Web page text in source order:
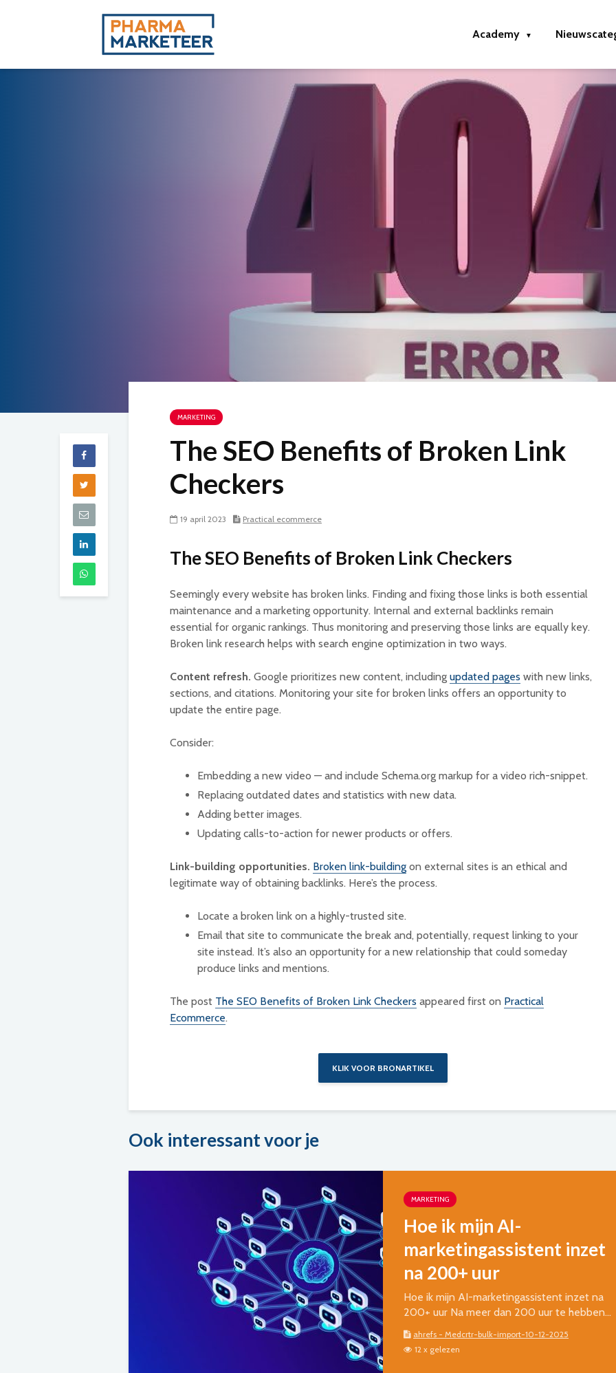
Academy ▼
MARKETING
The SEO Benefits of Broken Link
Checkers
19 april 2023 Practical ecommerce
The SEO Benefits of Broken Link Checkers
Seemingly every website has broken links. Finding and fixing those links is both essential
maintenance and a marketing opportunity. Internal and external backlinks remain
essential for organic rankings. Thus monitoring and preserving those links are equally key.
Broken link research helps with search engine optimization in two ways.
Content refresh. Google prioritizes new content, including updated pages with new links,
sections, and citations. Monitoring your site for broken links offers an opportunity to
update the entire page.
Consider:
Embedding a new video — and include Schema.org markup for a video rich-snippet.
Replacing outdated dates and statistics with new data.
Adding better images.
Updating calls-to-action for newer products or offers.
Link-building opportunities. Broken link-building on external sites is an ethical and
legitimate way of obtaining backlinks. Here’s the process.
Locate a broken link on a highly-trusted site.
Email that site to communicate the break and, potentially, request linking to your
site instead. It’s also an opportunity for a new relationship that could someday
produce links and mentions.
The post The SEO Benefits of Broken Link Checkers appeared first on Practical
Ecommerce.
KLIK VOOR BRONARTIKEL
Ook interessant voor je
MARKETING
Hoe ik mijn AI-
marketingassistent inzet
na 200+ uur
Hoe ik mijn AI-marketingassistent inzet na
200+ uur Na meer dan 200 uur te hebben...
ahrefs - Medcrtr-bulk-import-10-12-2025
12 x gelezen